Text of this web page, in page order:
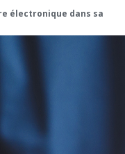
électronique dans sa